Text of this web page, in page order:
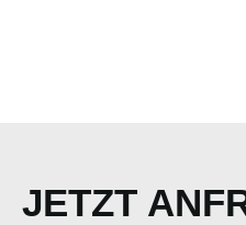
JETZT